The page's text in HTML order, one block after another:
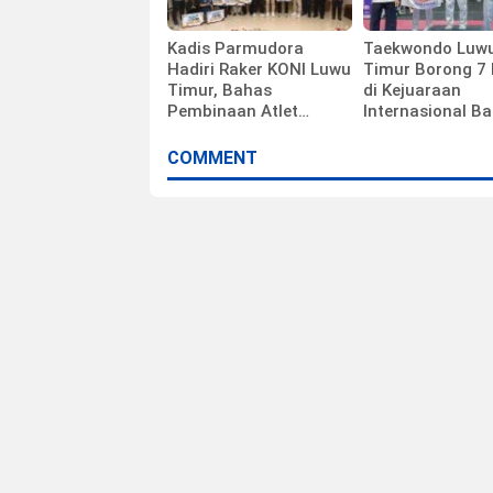
Kadis Parmudora
Hadiri Raker KONI Luwu
Timur, Bahas
Pembinaan Atlet
Porprov
Taekwondo
Timur Borong 7
di Kejuaraan
Internasional
COMMENT